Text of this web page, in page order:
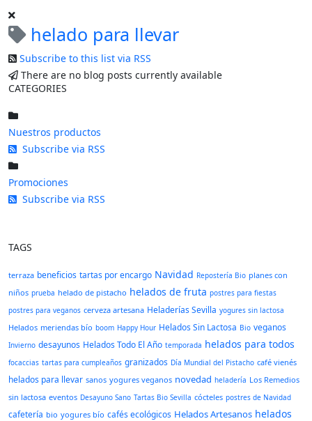
helado para llevar
Subscribe to this list via RSS
There are no blog posts currently available
CATEGORIES
Nuestros productos
Subscribe via RSS
Promociones
Subscribe via RSS
TAGS
terraza beneficios tartas por encargo Navidad Repostería Bio planes con
niños prueba helado de pistacho helados de fruta postres para fiestas
postres para veganos cerveza artesana Heladerías Sevilla yogures sin lactosa
Helados meriendas bío boom Happy Hour Helados Sin Lactosa Bio veganos
Invierno desayunos Helados Todo El Año temporada helados para todos
focaccias tartas para cumpleaños granizados Día Mundial del Pistacho café vienés
helados para llevar sanos yogures veganos novedad heladería Los Remedios
sin lactosa eventos Desayuno Sano Tartas Bio Sevilla cócteles postres de Navidad
cafetería bio yogures bío cafés ecológicos Helados Artesanos helados